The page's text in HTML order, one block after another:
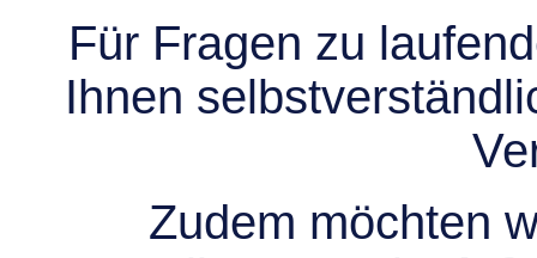
Für Fragen zu
Ihnen
Zudem möchten